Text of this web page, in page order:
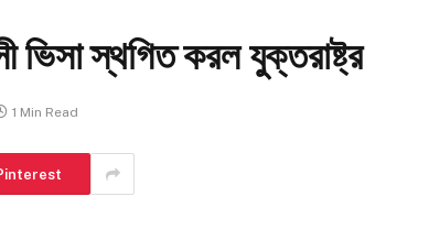
ভিসা স্থগিত করল যুক্তরাষ্ট্র
1 Min Read